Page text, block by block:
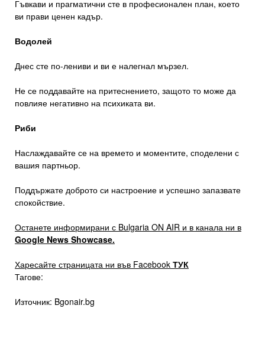
Гъвкави и прагматични сте в професионален план, което
ви прави ценен кадър.
Водолей
Днес сте по-лениви и ви е налегнал мързел.
Не се поддавайте на притеснението, защото то може да
повлияе негативно на психиката ви.
Риби
Наслаждавайте се на времето и моментите, споделени с
вашия партньор.
Поддържате доброто си настроение и успешно запазвате
спокойствие.
Останете информирани с Bulgaria ON AIR и в канала ни в
Google News Showcase.
Харесайте страницата ни във Facebook ТУК
Тагове:
Източник: Bgonair.bg